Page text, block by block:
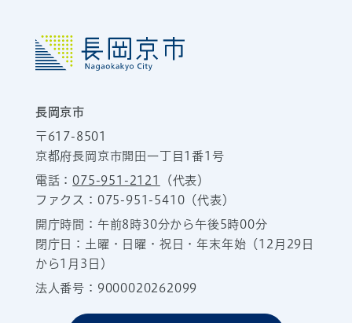
長岡京市
〒617-8501
京都府長岡京市開田一丁目1番1号
電話：075-951-2121
（代表）
ファクス：075-951-5410（代表）
開庁時間：午前8時30分から午後5時00分
閉庁日：土曜・日曜・祝日・年末年始（12月29日
から1月3日）
法人番号：9000020262099